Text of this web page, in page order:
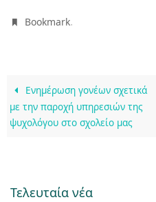
Bookmark.
Ενημέρωση γονέων σχετικά
με την παροχή υπηρεσιών της
ψυχολόγου στο σχολείο μας
Τελευταία νέα